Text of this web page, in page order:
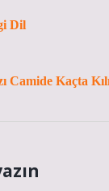
Dil
Camide Kaçta